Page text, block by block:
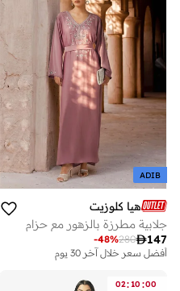
ADIB
هيا كلوزيت
جلابية مطرزة بالزهور مع حزام
147
280
-48%
أفضل سعر خلال آخر 30 يوم
02:10 :00